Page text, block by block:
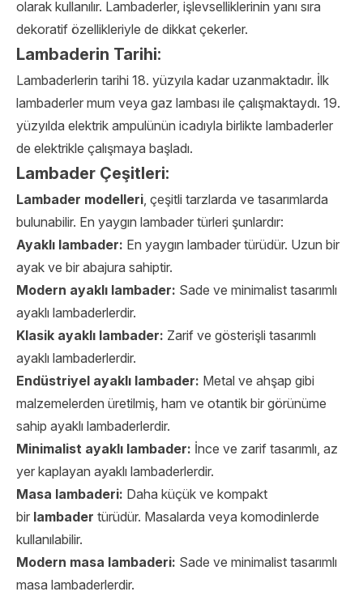
olarak kullanılır. Lambaderler, işlevselliklerinin yanı sıra
dekoratif özellikleriyle de dikkat çekerler.
Lambaderin Tarihi:
Lambaderlerin tarihi 18. yüzyıla kadar uzanmaktadır. İlk
lambaderler mum veya gaz lambası ile çalışmaktaydı. 19.
yüzyılda elektrik ampulünün icadıyla birlikte lambaderler
de elektrikle çalışmaya başladı.
Lambader Çeşitleri:
Lambader modelleri, çeşitli tarzlarda ve tasarımlarda
bulunabilir. En yaygın lambader türleri şunlardır:
Ayaklı lambader: En yaygın lambader türüdür. Uzun bir
ayak ve bir abajura sahiptir.
Modern ayaklı lambader: Sade ve minimalist tasarımlı
ayaklı lambaderlerdir.
Klasik ayaklı lambader: Zarif ve gösterişli tasarımlı
ayaklı lambaderlerdir.
Endüstriyel ayaklı lambader: Metal ve ahşap gibi
malzemelerden üretilmiş, ham ve otantik bir görünüme
sahip ayaklı lambaderlerdir.
Minimalist ayaklı lambader: İnce ve zarif tasarımlı, az
yer kaplayan ayaklı lambaderlerdir.
Masa lambaderi: Daha küçük ve kompakt
bir lambader türüdür. Masalarda veya komodinlerde
kullanılabilir.
Modern masa lambaderi: Sade ve minimalist tasarımlı
masa lambaderlerdir.